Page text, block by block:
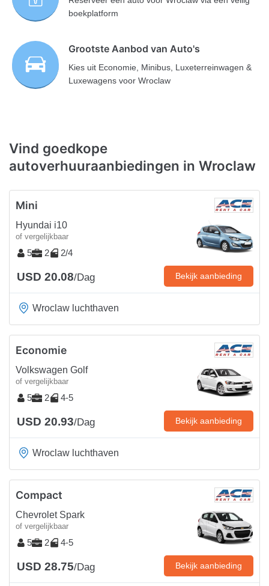
boekplatform
Grootste Aanbod van Auto's
Kies uit Economie, Minibus, Luxeterreinwagen &
Luxewagens voor Wroclaw
Vind goedkope
autoverhuuraanbiedingen in Wroclaw
Mini
Hyundai i10
of vergelijkbaar
5 2 2/4
USD 20.08/Dag Bekijk aanbieding
Wroclaw luchthaven
Economie
Volkswagen Golf
of vergelijkbaar
5 2 4-5
USD 20.93/Dag Bekijk aanbieding
Wroclaw luchthaven
Compact
Chevrolet Spark
of vergelijkbaar
5 2 4-5
USD 28.75/Dag Bekijk aanbieding